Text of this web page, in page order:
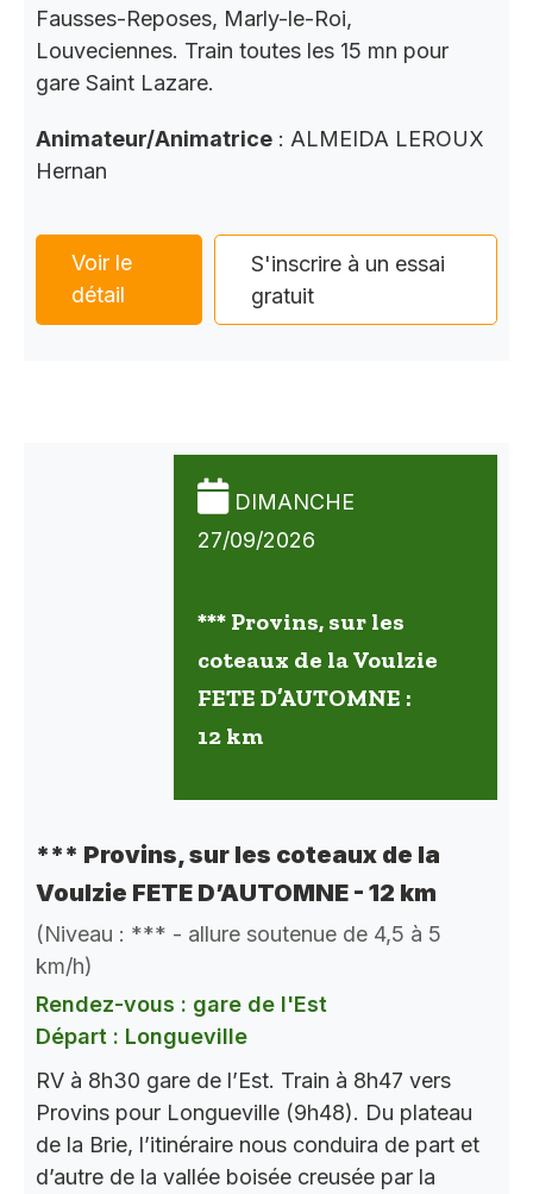
Fausses-Reposes, Marly-le-Roi,
Louveciennes. Train toutes les 15 mn pour
gare Saint Lazare.
Animateur/Animatrice : ALMEIDA LEROUX
Hernan
Voir le
détail
S'inscrire à un essai
gratuit
DIMANCHE
27/09/2026
*** Provins, sur les
coteaux de la Voulzie
FETE D’AUTOMNE :
12 km
*** Provins, sur les coteaux de la
Voulzie FETE D’AUTOMNE - 12 km
(Niveau : *** - allure soutenue de 4,5 à 5
km/h)
Rendez-vous : gare de l'Est
Départ : Longueville
RV à 8h30 gare de l’Est. Train à 8h47 vers
Provins pour Longueville (9h48). Du plateau
de la Brie, l’itinéraire nous conduira de part et
d’autre de la vallée boisée creusée par la